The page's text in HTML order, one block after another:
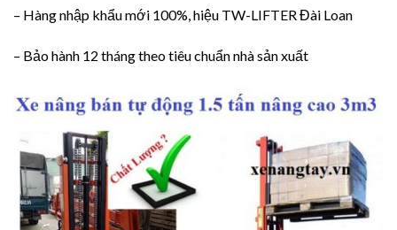
– Hàng nhập khẩu mới 100%, hiệu TW-LIFTER Đài Loan
– Bảo hành 12 tháng theo tiêu chuẩn nhà sản xuất